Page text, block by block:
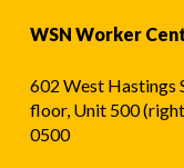
WSN Worker
602 West Hastings
floor, Unit 500
0500